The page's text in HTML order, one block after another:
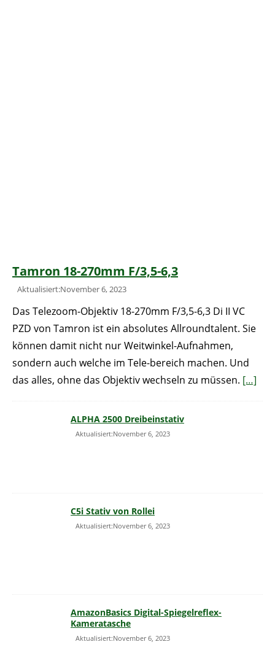
Tamron 18-270mm F/3,5-6,3
Aktualisiert:November 6, 2023
Das Telezoom-Objektiv 18-270mm F/3,5-6,3 Di II VC
PZD von Tamron ist ein absolutes Allroundtalent. Sie
können damit nicht nur Weitwinkel-Aufnahmen,
sondern auch welche im Tele-bereich machen. Und
das alles, ohne das Objektiv wechseln zu müssen. […]
ALPHA 2500 Dreibeinstativ
Aktualisiert:November 6, 2023
C5i Stativ von Rollei
Aktualisiert:November 6, 2023
AmazonBasics Digital-Spiegelreflex-
Kameratasche
Aktualisiert:November 6, 2023